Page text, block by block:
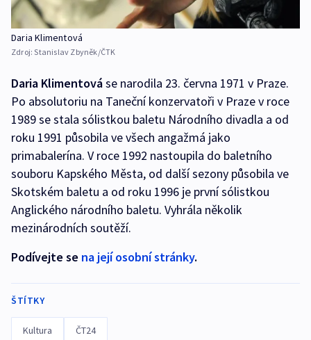
Daria Klimentová
Zdroj:Stanislav Zbyněk/ČTK
Daria Klimentováse narodila 23. června 1971 v Praze.
Po absolutoriu na Taneční konzervatoři v Praze v roce
1989 se stala sólistkou baletu Národního divadla a od
roku 1991 působila ve všech angažmá jako
primabalerína. V roce 1992 nastoupila do baletního
souboru Kapského Města, od další sezony působila ve
Skotském baletu a od roku 1996 je první sólistkou
Anglického národního baletu. Vyhrála několik
mezinárodních soutěží.
Podívejte se na její osobní stránky.
ŠTÍTKY
Kultura ČT24